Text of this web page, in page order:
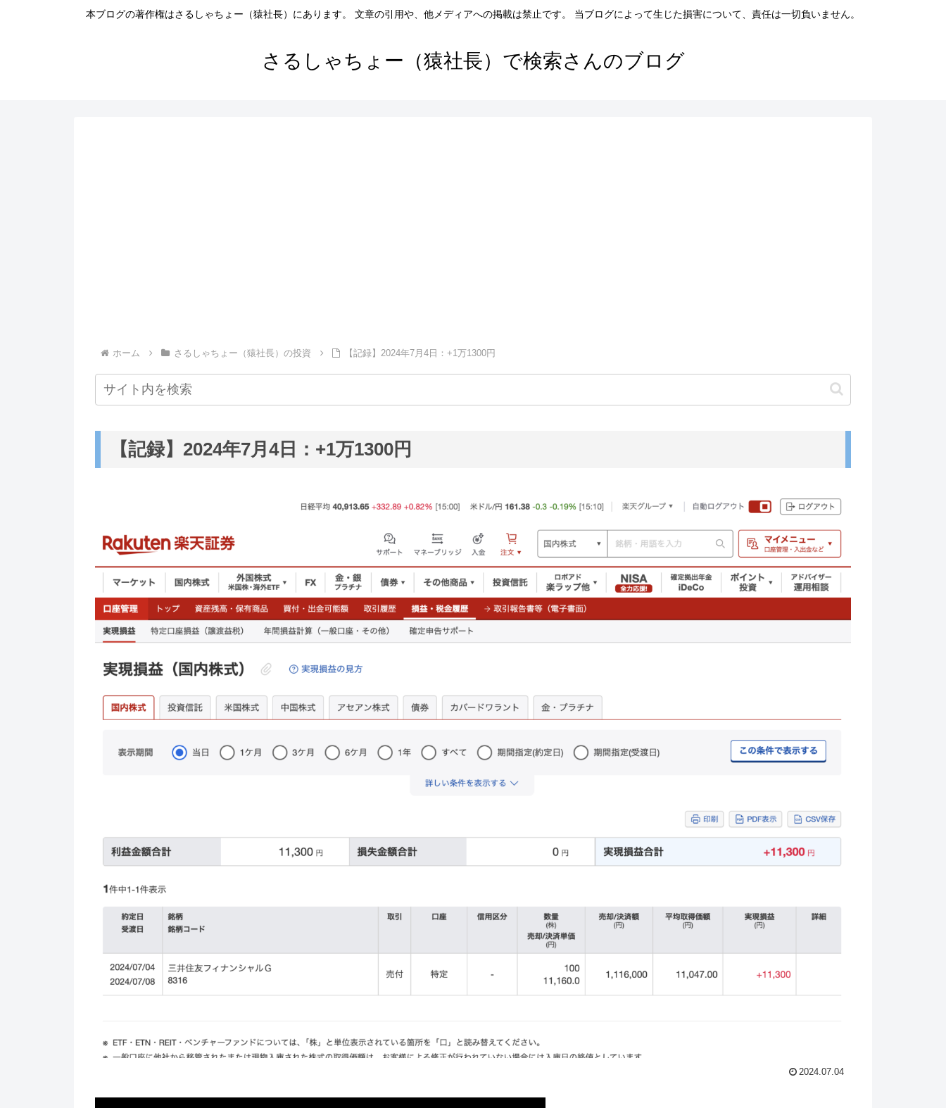
本ブログの著作権はさるしゃちょー（猿社長）にあります。 文章の引用や、他メディアへの掲載は禁止です。 当ブログによって生じた損害について、責任は一切負いません。
さるしゃちょー（猿社長）で検索さんのブログ
ホーム さるしゃちょー（猿社長）の投資 【記録】2024年7月4日：+1万1300円
【記録】2024年7月4日：+1万1300円
2024.07.04